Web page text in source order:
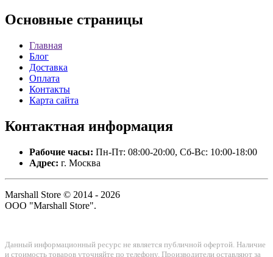
Основные страницы
Главная
Блог
Доставка
Оплата
Контакты
Карта сайта
Контактная информация
Рабочие часы: Пн-Пт: 08:00-20:00, Сб-Вс: 10:00-18:00
Адрес: г. Москва
Marshall Store © 2014 - 2026
ООО "Marshall Store".
Данный информационный ресурс не является публичной офертой. Наличие
и стоимость товаров уточняйте по телефону. Производители оставляют за